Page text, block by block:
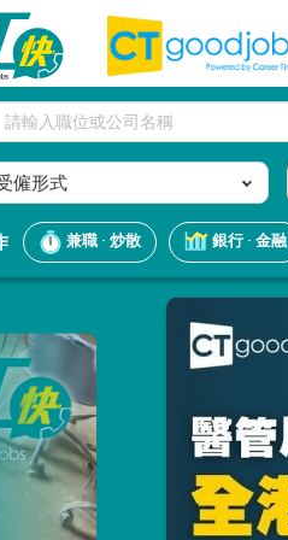
僱形式
兼職 · 炒散 銀行 · 金融